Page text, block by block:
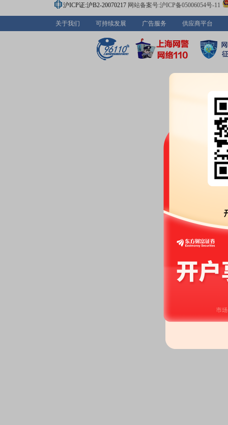
沪ICP证:沪B2-20070217 网站备案号:沪ICP备05006054号-11
关于我们 可持续发展 广告服务 供应商平台